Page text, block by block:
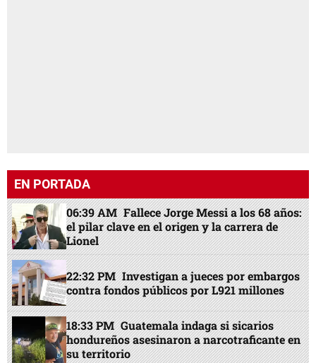
EN PORTADA
06:39 AM Fallece Jorge Messi a los 68 años:
el pilar clave en el origen y la carrera de
Lionel
22:32 PM Investigan a jueces por embargos
contra fondos públicos por L921 millones
18:33 PM Guatemala indaga si sicarios
hondureños asesinaron a narcotraficante en
su territorio